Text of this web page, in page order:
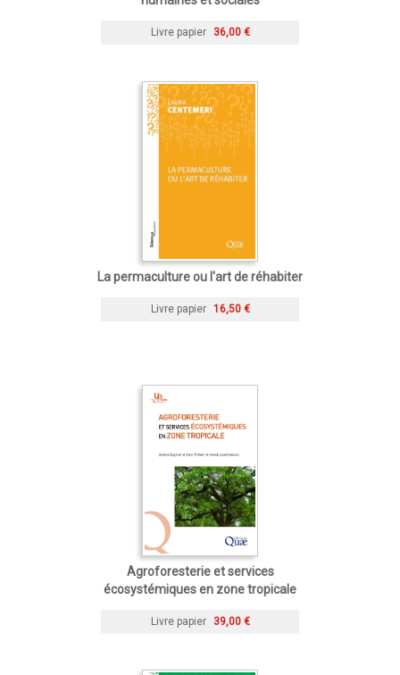
Livre papier 36,00 €
La permaculture ou l'art de réhabiter
Livre papier 16,50 €
Agroforesterie et services
écosystémiques en zone tropicale
Livre papier 39,00 €